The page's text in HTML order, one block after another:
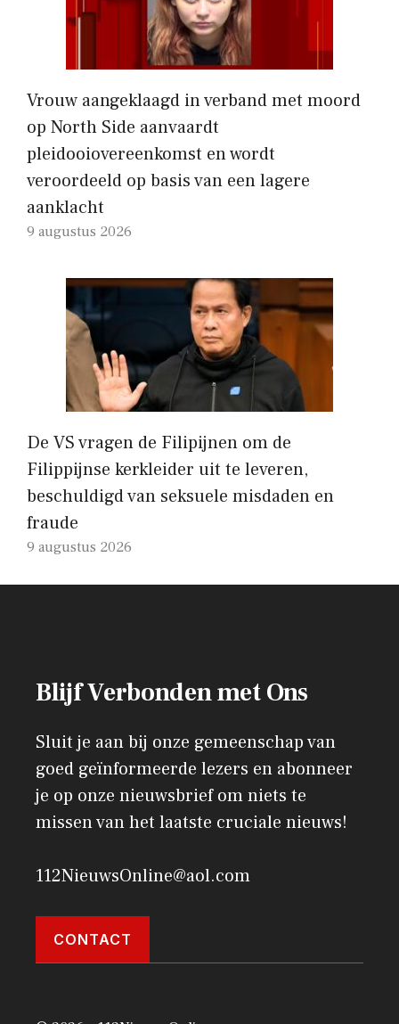
Vrouw aangeklaagd in verband met moord
op North Side aanvaardt
pleidooiovereenkomst en wordt
veroordeeld op basis van een lagere
aanklacht
9 augustus 2026
De VS vragen de Filipijnen om de
Filippijnse kerkleider uit te leveren,
beschuldigd van seksuele misdaden en
fraude
9 augustus 2026
Blijf Verbonden met Ons
Sluit je aan bij onze gemeenschap van
goed geïnformeerde lezers en abonneer
je op onze nieuwsbrief om niets te
missen van het laatste cruciale nieuws!
112NieuwsOnline@aol.com
CONTACT